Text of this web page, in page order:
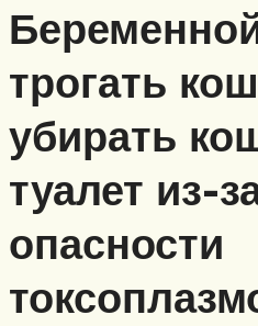
трогать
убирать
туалет из-
опасности